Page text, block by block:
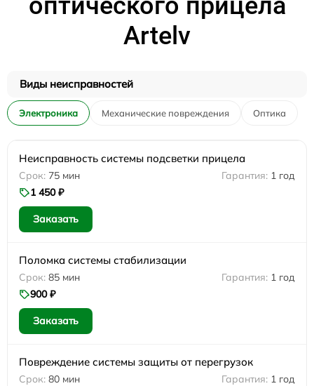
Artelv
Виды неисправностей
Электроника Механические повреждения Оптика
Неисправность системы подсветки прицела
75 мин
1 год
1 450 ₽
Заказать
Поломка системы стабилизации
85 мин
1 год
900 ₽
Заказать
Повреждение системы защиты от перегрузок
80 мин
1 год